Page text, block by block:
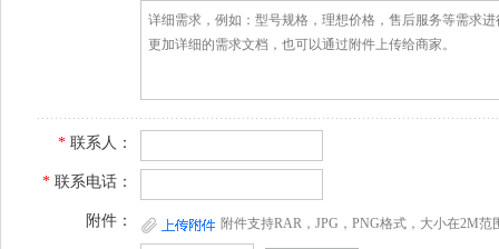
* 联系人：
* 联系电话：
附件： 附件支持RAR，JPG，PNG格式，大小在2M范